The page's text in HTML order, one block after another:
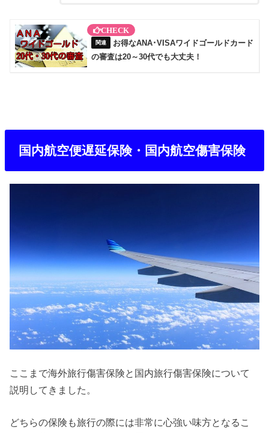
お得なANA･VISAワイドゴールドカード
の審査は20～30代でも大丈夫！
国内航空便遅延保険・国内航空傷害保険
ここまで海外旅行傷害保険と国内旅行傷害保険について
説明してきました。
どちらの保険も旅行の際には非常に心強い味方となるこ